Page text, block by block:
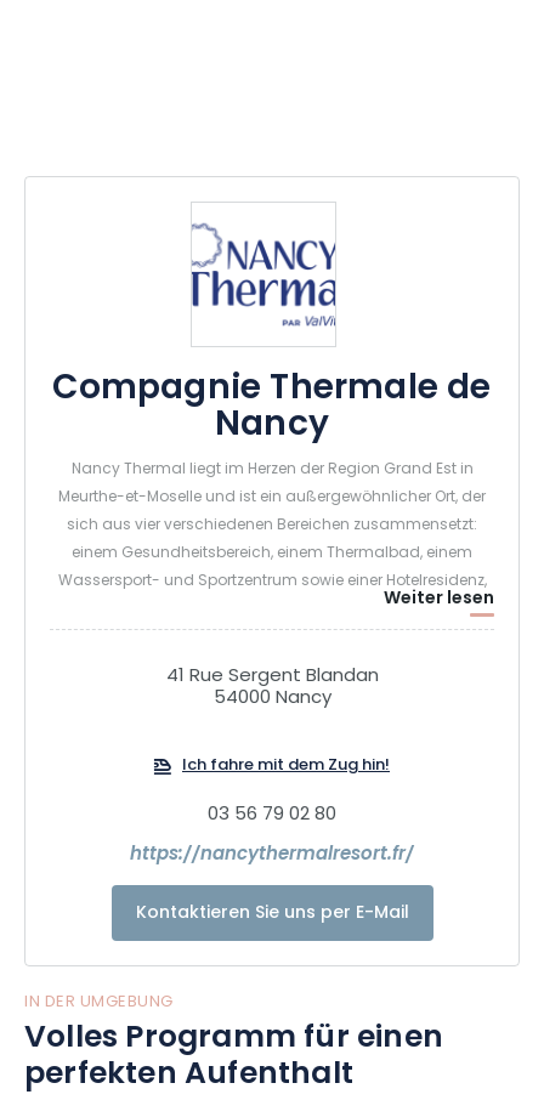
Compagnie Thermale de
Nancy
Nancy Thermal liegt im Herzen der Region Grand Est in
Meurthe-et-Moselle und ist ein außergewöhnlicher Ort, der
sich aus vier verschiedenen Bereichen zusammensetzt:
einem Gesundheitsbereich, einem Thermalbad, einem
Wassersport- und Sportzentrum sowie einer Hotelresidenz,
der Villa Thermae. Diese verschiedenen Welten sind um das
berühmte runde Schwimmbecken, das historische Symbol
des ehemaligen Thermalbereichs, herum angeordnet und
bieten so ein umfassendes Erlebnis der Entspannung, des
Weiter lesen
41 Rue Sergent Blandan
54000 Nancy
Ich fahre mit dem Zug hin!
03 56 79 02 80
https://nancythermalresort.fr/
Kontaktieren Sie uns per E-Mail
IN DER UMGEBUNG
Volles Programm für einen
perfekten Aufenthalt